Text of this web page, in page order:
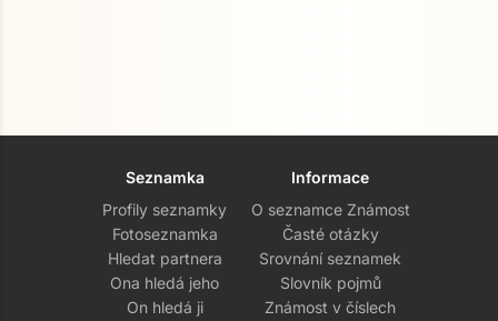
Seznamka
Profily seznamky
Fotoseznamka
Hledat partnera
Ona hledá jeho
On hledá ji
Informace
O seznamce Známost
Časté otázky
Srovnání seznamek
Slovník pojmů
Známost v číslech